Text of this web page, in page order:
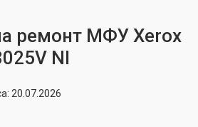
ремонт МФУ Xerox
NI
20.07.2026